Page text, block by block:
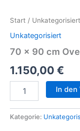
Start / Unkategorisiert
Unkategorisiert
70 x 90 cm
1.150,00 €
cm
Overhead
-
Menge
In den
Kategorie: